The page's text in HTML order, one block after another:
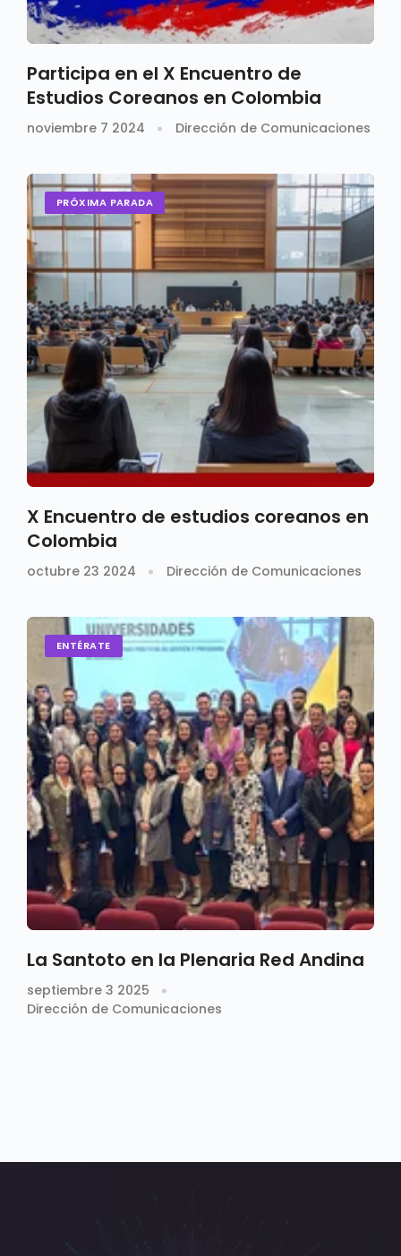
Participa en el X Encuentro de
Estudios Coreanos en Colombia
noviembre 7 2024 Dirección de Comunicaciones
PRÓXIMA PARADA
X Encuentro de estudios coreanos en
Colombia
octubre 23 2024 Dirección de Comunicaciones
ENTÉRATE
La Santoto en la Plenaria Red Andina
septiembre 3 2025
Dirección de Comunicaciones